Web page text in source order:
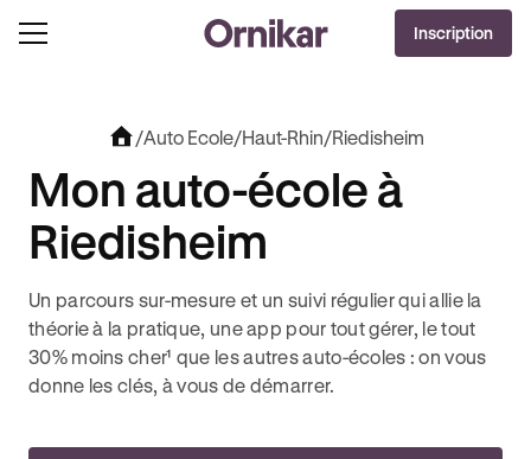
DERNIÈRES HEURES
JUSQU’À -100€ SUR VOTRE PERMIS + 3 MOIS DEEZER
J'EN PROFITE !
Inscription
/Auto Ecole/Haut-Rhin/Riedisheim
Mon auto-école à
Riedisheim
Un parcours sur-mesure et un suivi régulier qui allie la
théorie à la pratique, une app pour tout gérer, le tout
30% moins cher¹ que les autres auto-écoles : on vous
donne les clés, à vous de démarrer.